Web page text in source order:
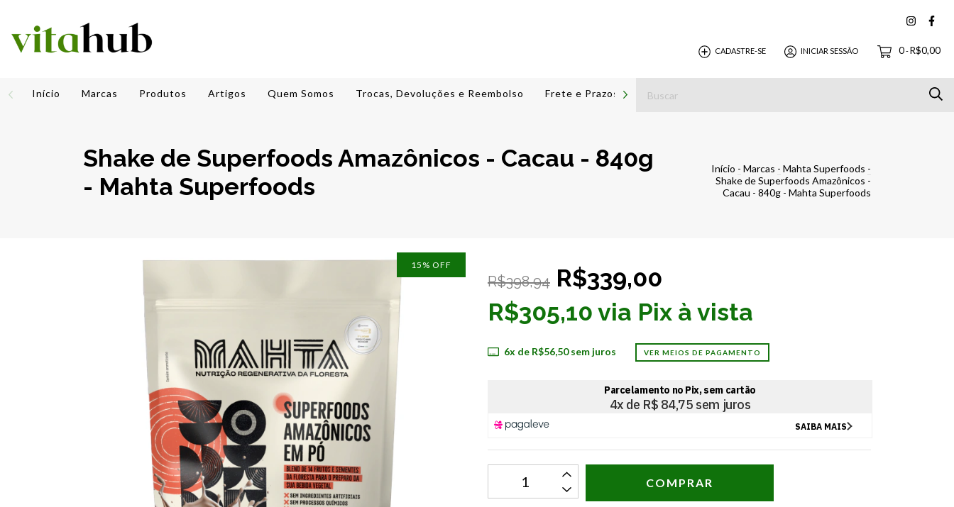
CADASTRE-SE INICIAR SESSÃO 0-R$0,00
Início Marcas Produtos Artigos Quem Somos Trocas, Devoluções e Reembolso Frete e Prazos de Entrega
Shake de Superfoods Amazônicos - Cacau - 840g
- Mahta Superfoods
Início - Marcas - Mahta Superfoods -
Shake de Superfoods Amazônicos -
Cacau - 840g - Mahta Superfoods
15 % OFF
R$398,94 R$339,00
R$305,10 via Pix à vista
6x de R$56,50sem juros VER MEIOS DE PAGAMENTO